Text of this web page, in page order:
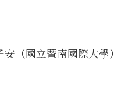
（國立暨南國際大學）